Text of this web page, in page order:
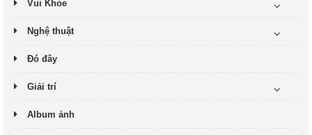
Vui Khỏe
Nghệ thuật
Đó đây
Giải trí
Album ảnh